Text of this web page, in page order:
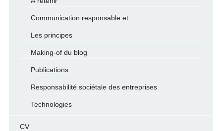
Communication responsable et…
Les principes
Making-of du blog
Publications
Responsabilité sociétale des entreprises
Technologies
CV